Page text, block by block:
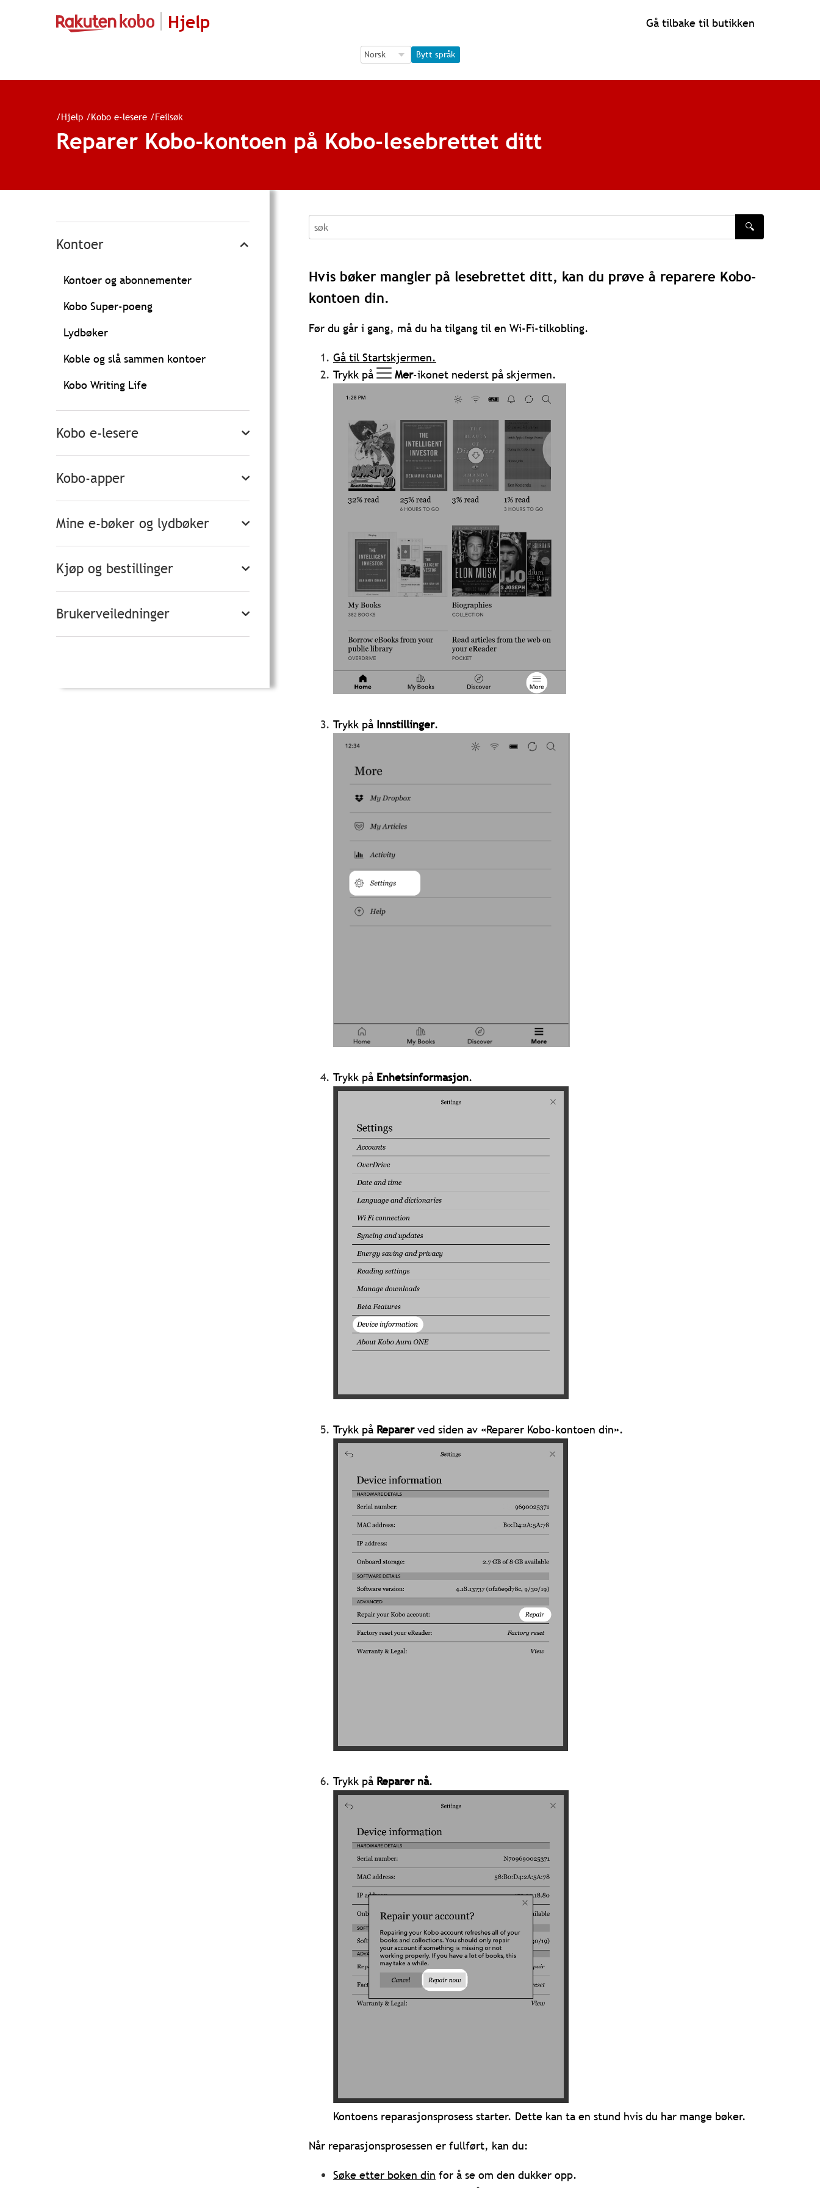
Hjelp Gå tilbake til butikken
Language Selection
Language Selection
Bytt språk
/Hjelp /Kobo e-lesere /Feilsøk
Reparer Kobo-kontoen på Kobo-lesebrettet ditt
Kontoer
Kontoer og abonnementer
Kobo Super-poeng
Lydbøker
Koble og slå sammen kontoer
Kobo Writing Life
Kobo e-lesere
Kobo-apper
Mine e-bøker og lydbøker
Kjøp og bestillinger
Brukerveiledninger
søk
🔍
Hvis bøker mangler på lesebrettet ditt, kan du prøve å reparere Kobo-
kontoen din.
Før du går i gang, må du ha tilgang til en Wi-Fi-tilkobling.
Gå til Startskjermen.
Trykk på
Mer-ikonet nederst på skjermen.
Trykk på Innstillinger.
Trykk på Enhetsinformasjon.
Trykk på Reparerved siden av «Reparer Kobo-kontoen din».
Trykk på Reparer nå.
Kontoens reparasjonsprosess starter. Dette kan ta en stund hvis du har mange bøker.
Når reparasjonsprosessen er fullført, kan du:
Søke etter boken din for å se om den dukker opp.